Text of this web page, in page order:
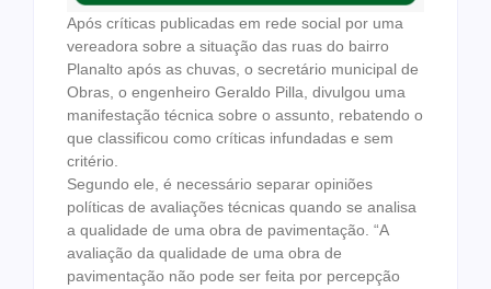
Após críticas publicadas em rede social por uma
vereadora sobre a situação das ruas do bairro
Planalto após as chuvas, o secretário municipal de
Obras, o engenheiro Geraldo Pilla, divulgou uma
manifestação técnica sobre o assunto, rebatendo o
que classificou como críticas infundadas e sem
critério.
Segundo ele, é necessário separar opiniões
políticas de avaliações técnicas quando se analisa
a qualidade de uma obra de pavimentação. “A
avaliação da qualidade de uma obra de
pavimentação não pode ser feita por percepção